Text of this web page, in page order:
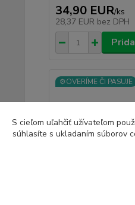
34,90 EUR/ks
28,37 EUR bez DPH
⚙️OVERÍME ČI PASUJE
S cieľom uľahčiť užívateľom
súhlasíte s ukladaním súborov